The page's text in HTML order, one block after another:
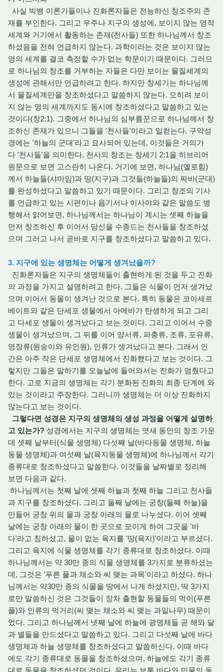
사실 빅뱅 이론가들이나 진화론자들은 전능하신 창조주의 존
재를 부인한다. 그리고 우주나 지구의 생성에, 보이지 않는 영적
세계와 거기에서 활동하는 존재(천사들) 또한 하나님께서 창조
하셨음을 전혀 언급하지 않는다. 과학이라는 것은 보이지 않는
영의 세계를 결코 측정할 수가 없는 학문이기 때문이다. 그러므
로 하나님의 창조를 거부하는 자들은 다만 보이는 물질세계의
생성에 관해서만 언급하려고 한다. 하지만 창세기는 하나님께
서 물질세계만을 창조하셨다고 말씀하지 않는다. 오히려 보이
지 않는 영의 세계까지도 동시에 창조하셨다고 말씀하고 있는
것이다(창2:1). 그중에서 하나님의 심부름꾼으로 하나님께서 창
조하신 존재가 있으니 그들을 '천사들'이라고 일컫는다. 구약성
경에는 '하늘의 군대'라고 묘사되어 있는데, 이것들은 거의가
다 '천사들'을 의미한다. 천사의 창조는 창세기 2:1을 히브리어
원문으로 보면 고스란히 나온다. 거기에 보면, 하나님(엘로힘)
께서 하늘들(샤마임)과 땅(지구)과 그것들(하늘들)의 짜바(군대)
를 완성하셨다고 말씀하고 있기 때문이다. 그리고 창조의 기사
를 언급하고 있는 시편이나 욥기서나 이사야와 같은 말씀도 병
행해서 읽어보면, 하나님께서는 하나님이 계시는 셋째 하늘을
먼저 창조하신 후 이어서 당신을 수종드는 천사들을 창조하셨
으며 그러고 나서 곧바로 지구를 창조하셨다고 말씀하고 있다.
3. 지구에 있는 생명체는 어떻게 생겨났을까?
진화론자들은 지구의 생명체들이 출현하게 된 것을 두고 진화
의 과정을 가지고 설명하려고 한다. 그들은 식물이 먼저 생겨났
으며 이어서 동물이 생겨난 것으로 본다. 특히 동물은 코아세르
베이트와 같은 단세포 생물에서 아메바가 탄생하게 되고 그리
고 다세포 생물이 생겨났다고 보는 것이다. 그리고 이어서 수중
생물이 생겨났으며, 그 뒤를 이어 양서류, 파충류, 조류, 포유류,
영장류(원숭이와 유인원), 인류가 생겨났다고 본다. 그래서 인
간은 아주 작은 단세포 생명체에서 진화했다고 보는 것이다. 그
렇지만 그들은 말하기를 오늘날에 들어와서는 진화가 멈췄다고
한다. 고로 지금의 생명체는 각기 분화된 진화의 최종 단계에 와
있는 것이라고 주장한다. 그러니까 생명체는 더 이상 진화하지
않는다고 보는 것이다.
그렇다면 성경은 지구의 생명체의 생성 과정을 어떻게 설명하
고 있는가? 성경에서는 지구의 생명체는 엿새 동안의 창조 가운
데 셋째 날부터(식물 생명체) 다섯째 날(바다동물 생명체, 하늘
동물 생명체)과 여섯째 날(육지동물 생명체)에 하나님께서 각기
종류대로 창조하셨다고 말씀한다. 이것들을 날짜별로 정리해
보면 다음과 같다.
하나님께서는 첫째 날에 셋째 하늘과 첫째 하늘 그리고 천사들
과 지구를 창조하셨다. 그리고 둘째 날에는 궁창(둘째 하늘)을
만들어 궁창 위의 물과 궁창 아래의 물로 나누셨다. 이어 셋째
날에는 궁창 아래의 물이 한 곳으로 모이게 하여 그곳을 '바
다'라고 칭하셨고, 물이 없는 육지를 '땅(육지)'이라고 부르셨다.
그리고 육지에 식물 생명체를 각기 종류대로 창조하셨다. 이때
하나님께서는 약 30만 종의 식물 생명체를 3가지로 분류하셨는
데, 그것은 '푸른 풀과 채소와 씨 맺는 과목'이라고 하셨다. 하나
님께서는 약30만 종의 식물을 땅에서 나게 하셨지만, 딱 3가지
로만 말씀하신 것은 그것들이 장차 출현할 동물들의 먹이(푸른
풀)와 인류의 먹거리(씨 맺는 채소와 씨 맺는 과일나무) 때문이
었다. 그리고 하나님께서 넷째 날에 하늘에 광명체들 곧 해와 달
과 별들을 만드셨다고 말씀하고 있다. 그리고 다섯째 날에 바다
생명체과 하늘 생명체를 창조하셨다고 말씀하신다. 이때 바다
에도 각기 종류대로 동물을 창조하셨으며, 하늘에도 각기 종류
대로 동물을 창조하셨던 것이다. 우리는 보통 바다와 민물의 동